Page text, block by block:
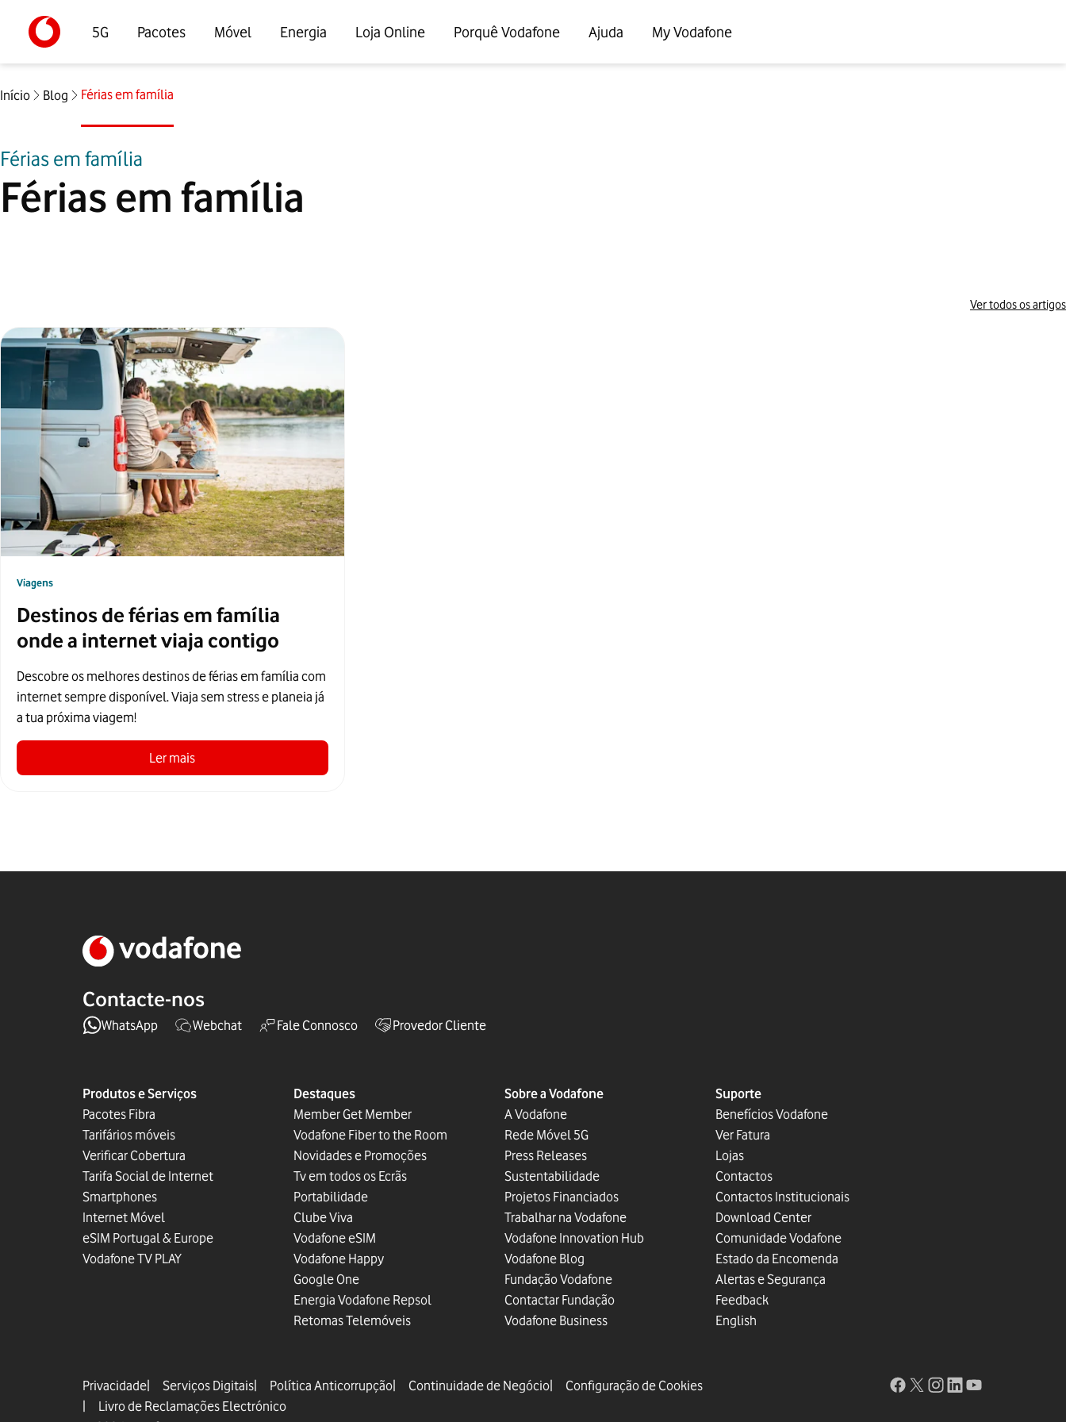
5G Pacotes Móvel Energia Loja Online Porquê Vodafone Ajuda My Vodafone
Início Blog Férias em família
Férias em família
Férias em família
Ver todos os artigos
Viagens
Destinos de férias em família
onde a internet viaja contigo
Descobre os melhores destinos de férias em família com
internet sempre disponível. Viaja sem stress e planeia já
a tua próxima viagem!
Ler mais
Contacte-nos
WhatsApp Webchat Fale Connosco Provedor Cliente
Produtos e Serviços
Pacotes Fibra
Tarifários móveis
Verificar Cobertura
Tarifa Social de Internet
Smartphones
Internet Móvel
eSIM Portugal & Europe
Vodafone TV PLAY
Destaques
Member Get Member
Vodafone Fiber to the Room
Novidades e Promoções
Tv em todos os Ecrãs
Portabilidade
Clube Viva
Vodafone eSIM
Vodafone Happy
Google One
Energia Vodafone Repsol
Retomas Telemóveis
Sobre a Vodafone
A Vodafone
Rede Móvel 5G
Press Releases
Sustentabilidade
Projetos Financiados
Trabalhar na Vodafone
Vodafone Innovation Hub
Vodafone Blog
Fundação Vodafone
Contactar Fundação
Vodafone Business
Suporte
Benefícios Vodafone
Ver Fatura
Lojas
Contactos
Contactos Institucionais
Download Center
Comunidade Vodafone
Estado da Encomenda
Alertas e Segurança
Feedback
English
Privacidade Serviços Digitais Política Anticorrupção Continuidade de Negócio
Configuração de Cookies
Livro de Reclamações Electrónico